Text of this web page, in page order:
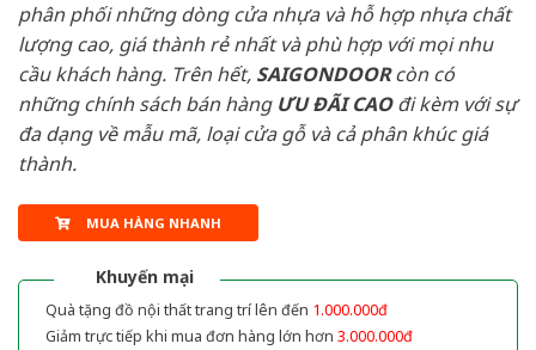
phân phối những dòng cửa nhựa và hỗ hợp nhựa chất
lượng cao, giá thành rẻ nhất và phù hợp với mọi nhu
cầu khách hàng. Trên hết, SAIGONDOORcòn có
những chính sách bán hàng ƯU ĐÃI CAOđi kèm với sự
đa dạng về mẫu mã, loại cửa gỗ và cả phân khúc giá
thành.
MUA HÀNG NHANH
Khuyến mại
Quà tặng đồ nội thất trang trí lên đến 1.000.000đ
Giảm trực tiếp khi mua đơn hàng lớn hơn 3.000.000đ